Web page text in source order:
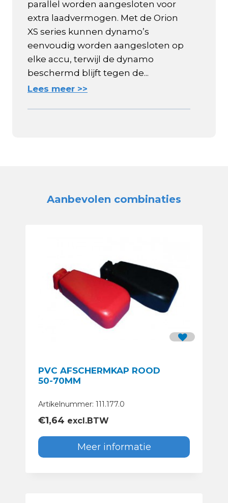
parallel worden aangesloten voor
extra laadvermogen. Met de Orion
XS series kunnen dynamo’s
eenvoudig worden aangesloten op
elke accu, terwijl de dynamo
beschermd blijft tegen de...
Lees meer >>
Aanbevolen combinaties
PVC AFSCHERMKAP ROOD
50-70MM
Artikelnummer: 111.177.0
€1,64 excl.BTW
Meer informatie